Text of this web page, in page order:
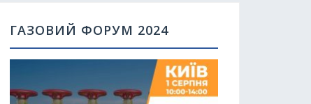
ГАЗОВИЙ ФОРУМ 2024